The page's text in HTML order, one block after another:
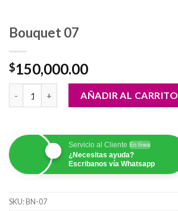
Bouquet 07
$150,000.00
Bouquet 07 cantidadAÑADIR AL CARRITO
Servicio al Cliente En línea
¿Necesitas ayuda?
Escribanos vía Whatsapp
SKU:BN-07